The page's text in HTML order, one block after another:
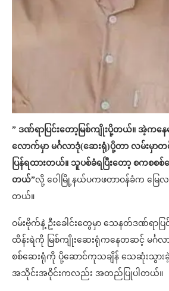
” ဒဏ်ရာပြင်းတော့မြစ်ကျိုးပို့တယ်။ အဲ့ကနေ
လောက်မှာ မင်္ဂလာဒုံ(ဆေးရုံ)ပို့တာ လမ်း
ပြန်ရထားတယ်။ သူပစ်ခံရပြီးတော့ စကစစစ်က
တယ်”လို့ ဝေါမြို့နယ်ပကဖတာဝန်ခံက မြေ
တယ်။
ဝမ်းဗိုက်နဲ့ ဦးခေါင်းတွေမှာ သေနတ်ဒဏ်ရာ
ထိန်းရဲကို မြစ်ကျိုးဆေးရုံကနေတဆင့် မင်္ဂ
စစ်ဆေးရုံကို ပို့ဆောင်ကုသချိန် သေဆုံးသွားခဲ့
အသိုင်းအဝိုင်းကလည်း အတည်ပြုပါတယ်။